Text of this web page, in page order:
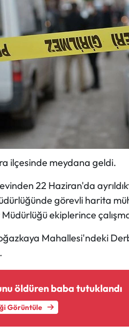
ilçesinde meydana geldi.
22 Haziran'da
görevli harita
ekiplerince
Mahallesi'ndeki
öldüren baba tutuklandı
Görüntüle